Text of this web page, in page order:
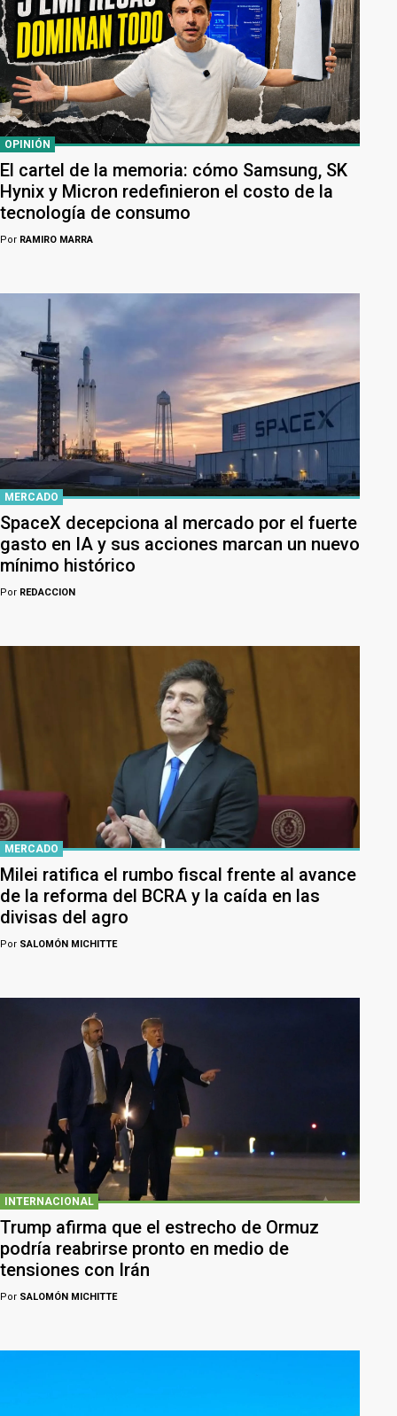
OPINIÓN
El cartel de la memoria: cómo Samsung, SK
Hynix y Micron redefinieron el costo de la
tecnología de consumo
Por RAMIRO MARRA
MERCADO
SpaceX decepciona al mercado por el fuerte
gasto en IA y sus acciones marcan un nuevo
mínimo histórico
Por REDACCION
MERCADO
Milei ratifica el rumbo fiscal frente al avance
de la reforma del BCRA y la caída en las
divisas del agro
Por SALOMÓN MICHITTE
INTERNACIONAL
Trump afirma que el estrecho de Ormuz
podría reabrirse pronto en medio de
tensiones con Irán
Por SALOMÓN MICHITTE